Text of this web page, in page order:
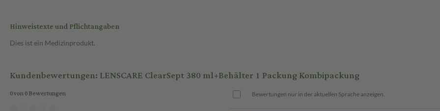
Hinweistexte und Pflichtangaben
Dies ist ein Medizinprodukt.
Kundenbewertungen: LENSCARE ClearSept 380 ml+Behälter 1 Packung Kombipackung
0 von 0 Bewertungen Bewertungen nur in der aktuellen Sprache anzeigen.